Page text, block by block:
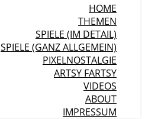
HOME
THEMEN
SPIELE (IM DETAIL)
SPIELE (GANZ ALLGEMEIN)
PIXELNOSTALGIE
ARTSY FARTSY
VIDEOS
ABOUT
IMPRESSUM